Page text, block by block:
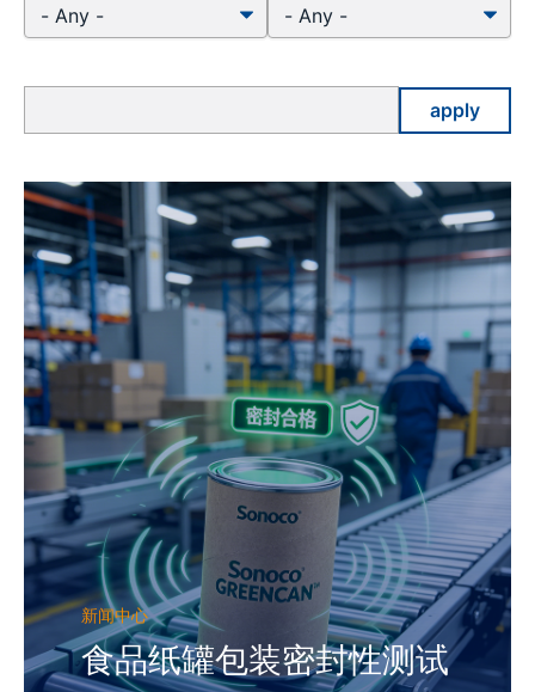
apply
新闻中心
食品纸罐包装密封性测试